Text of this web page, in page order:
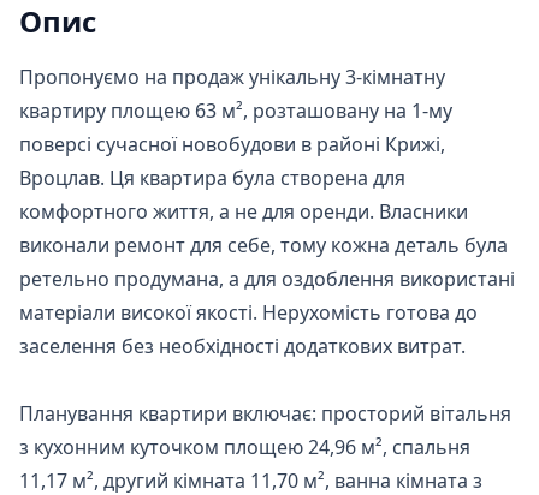
Опис
Пропонуємо на продаж унікальну 3-кімнатну
квартиру площею 63 м², розташовану на 1-му
поверсі сучасної новобудови в районі Крижі,
Вроцлав. Ця квартира була створена для
комфортного життя, а не для оренди. Власники
виконали ремонт для себе, тому кожна деталь була
ретельно продумана, а для оздоблення використані
матеріали високої якості. Нерухомість готова до
заселення без необхідності додаткових витрат.
Планування квартири включає: просторий вітальня
з кухонним куточком площею 24,96 м², спальня
11,17 м², другий кімната 11,70 м², ванна кімната з